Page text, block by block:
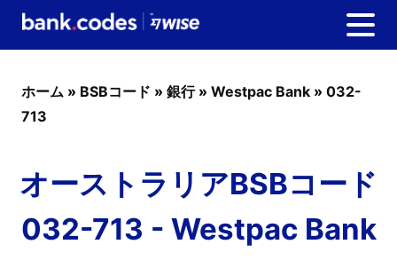
ホーム » BSBコード » 銀行» Westpac Bank » 032-
713
オーストラリアBSBコード
032-713 - Westpac Bank